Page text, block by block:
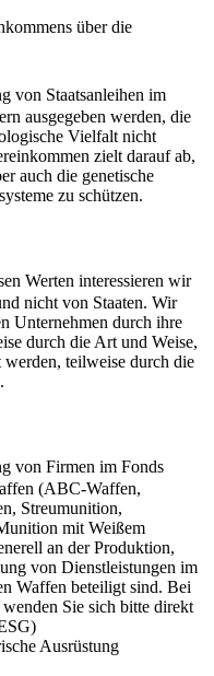
über die
von Staatsanleihen im
ausgegeben werden, die
Vielfalt nicht
zielt darauf ab,
auch die genetische
zu schützen.
Werten interessieren wir
nicht von Staaten. Wir
Unternehmen durch ihre
durch die Art und Weise,
werden, teilweise durch die
von Firmen im Fonds
(ABC-Waffen,
Streumunition,
mit Weißem
an der Produktion,
von Dienstleistungen im
Waffen beteiligt sind. Bei
Sie sich bitte direkt
Ausrüstung